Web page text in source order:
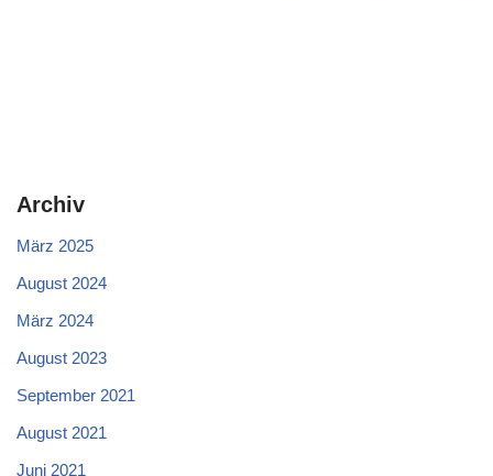
Archiv
März 2025
August 2024
März 2024
August 2023
September 2021
August 2021
Juni 2021